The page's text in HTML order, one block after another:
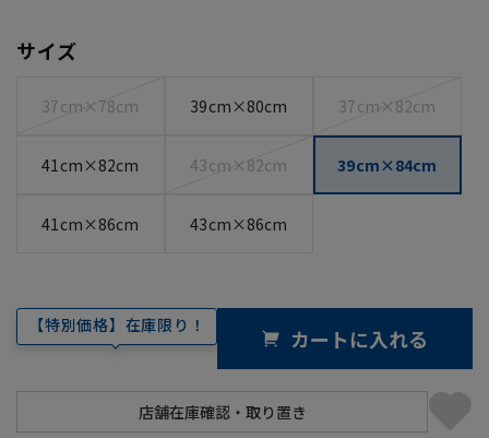
サイズ
37cm×78cm 39cm×80cm 37cm×82cm
41cm×82cm 43cm×82cm 39cm×84cm
41cm×86cm 43cm×86cm
【特別価格】在庫限り！ カートに入れる